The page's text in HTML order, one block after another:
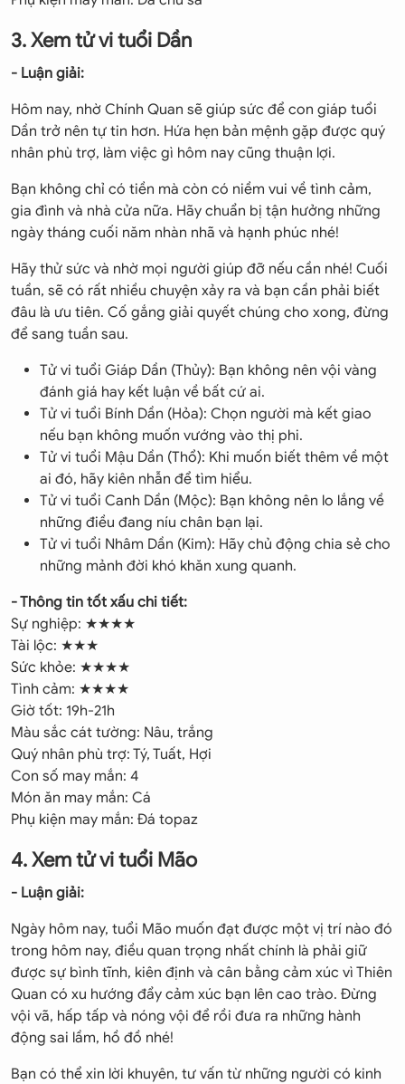
3. Xem tử vi tuổi Dần
- Luận giải:
Hôm nay, nhờ Chính Quan sẽ giúp sức để con giáp tuổi
Dần trở nên tự tin hơn. Hứa hẹn bản mệnh gặp được quý
nhân phù trợ, làm việc gì hôm nay cũng thuận lợi.
Bạn không chỉ có tiền mà còn có niềm vui về tình cảm,
gia đình và nhà cửa nữa. Hãy chuẩn bị tận hưởng những
ngày tháng cuối năm nhàn nhã và hạnh phúc nhé!
Hãy thử sức và nhờ mọi người giúp đỡ nếu cần nhé! Cuối
tuần, sẽ có rất nhiều chuyện xảy ra và bạn cần phải biết
đâu là ưu tiên. Cố gắng giải quyết chúng cho xong, đừng
để sang tuần sau.
Tử vi tuổi Giáp Dần (Thủy): Bạn không nên vội vàng
đánh giá hay kết luận về bất cứ ai.
Tử vi tuổi Bính Dần (Hỏa): Chọn người mà kết giao
nếu bạn không muốn vướng vào thị phi.
Tử vi tuổi Mậu Dần (Thổ): Khi muốn biết thêm về một
ai đó, hãy kiên nhẫn để tìm hiểu.
Tử vi tuổi Canh Dần (Mộc): Bạn không nên lo lắng về
những điều đang níu chân bạn lại.
Tử vi tuổi Nhâm Dần (Kim): Hãy chủ động chia sẻ cho
những mảnh đời khó khăn xung quanh.
- Thông tin tốt xấu chi tiết:
Sự nghiệp: ★★★★
Tài lộc: ★★★
Sức khỏe: ★★★★
Tình cảm: ★★★★
Giờ tốt: 19h-21h
Màu sắc cát tường: Nâu, trắng
Quý nhân phù trợ: Tý, Tuất, Hợi
Con số may mắn: 4
Món ăn may mắn: Cá
Phụ kiện may mắn: Đá topaz
4. Xem tử vi tuổi Mão
- Luận giải:
Ngày hôm nay, tuổi Mão muốn đạt được một vị trí nào đó
trong hôm nay, điều quan trọng nhất chính là phải giữ
được sự bình tĩnh, kiên định và cân bằng cảm xúc vì Thiên
Quan có xu hướng đẩy cảm xúc bạn lên cao trào. Đừng
vội vã, hấp tấp và nóng vội để rồi đưa ra những hành
động sai lầm, hồ đồ nhé!
Bạn có thể xin lời khuyên, tư vấn từ những người có kinh